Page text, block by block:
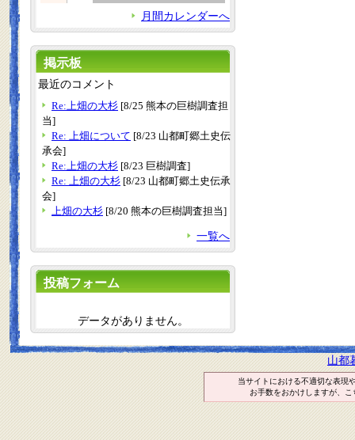
月間カレンダーへ
掲示板
最近のコメント
Re:上畑の大杉 [8/25 熊本の巨樹調査担
当]
Re: 上畑について [8/23 山都町郷土史伝
承会]
Re:上畑の大杉 [8/23 巨樹調査]
Re: 上畑の大杉 [8/23 山都町郷土史伝承
会]
上畑の大杉 [8/20 熊本の巨樹調査担当]
一覧へ
投稿フォーム
データがありません。
山都
当サイトにおける不適切な表現
お手数をおかけしますが、こ